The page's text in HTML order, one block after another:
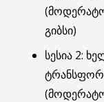
გიბსი)
სესია 2: